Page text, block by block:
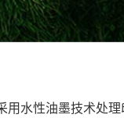
用水性油墨技术处